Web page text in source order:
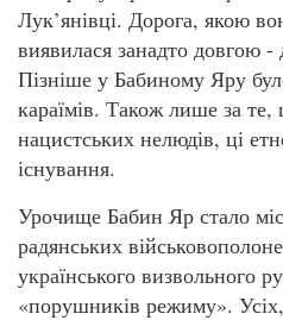
Лук’янівці. Дорога, якою
виявилася занадто довгою -
Пізніше у Бабиному Яру
караїмів. Також лише за
нацистських нелюдів, ці
існування.
Урочище Бабин Яр стало
радянських
українського визвольного
«порушників режиму».